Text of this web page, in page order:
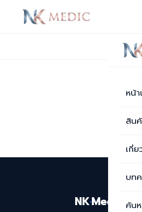
หน้
สิน
เกี่ย
บท
ค้น
บ
NK·Medic